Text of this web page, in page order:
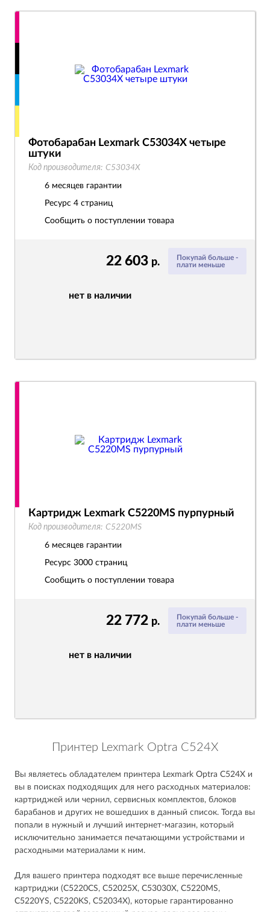
Покупай больше -
плати меньше
22 603 р.
нет в наличии
Фотобарабан Lexmark C53034X четыре
штуки
Код производителя: C53034X
6 месяцев гарантии
Ресурс 4 страниц
Сообщить о поступлении товара
Покупай больше -
плати меньше
22 772 р.
нет в наличии
Картридж Lexmark C5220MS пурпурный
Код производителя: C5220MS
6 месяцев гарантии
Ресурс 3000 страниц
Сообщить о поступлении товара
Принтер Lexmark Optra C524X
Вы являетесь обладателем принтера Lexmark Optra C524X и
вы в поисках подходящих для него расходных материалов:
картриджей или чернил, сервисных комплектов, блоков
барабанов и других не вошедших в данный список. Тогда вы
попали в нужный и лучший интернет-магазин, который
исключительно занимается печатающими устройствами и
расходными материалами к ним.
Для вашего принтера подходят все выше перечисленные
картриджи (C5220CS, C52025X, C53030X, C5220MS,
C5220YS, C5220KS, C52034X), которые гарантированно